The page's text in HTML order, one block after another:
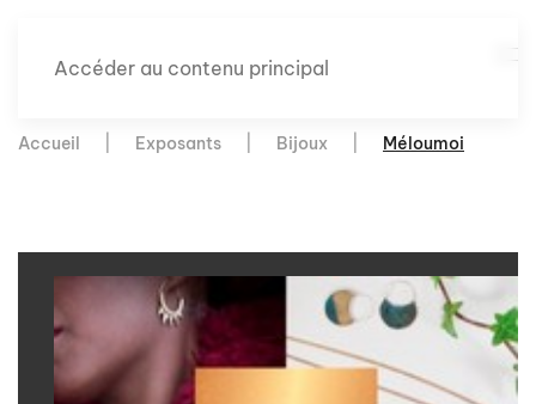
Accéder au contenu principal
Accueil Exposants Bijoux Méloumoi